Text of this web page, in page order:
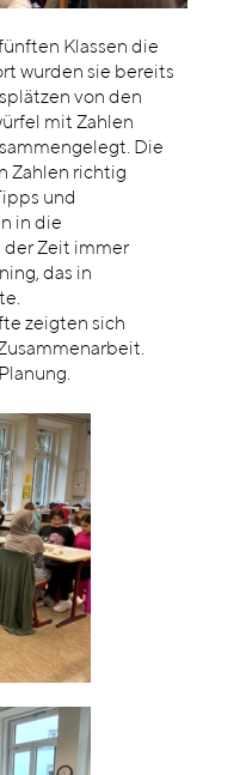
Klassen die
wurden sie bereits
von den
mit Zahlen
Die
Zahlen richtig
und
in die
Zeit immer
das in
zeigten sich